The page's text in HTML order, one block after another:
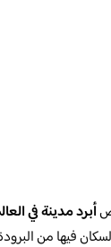
أبرد مدينة في
فيها من